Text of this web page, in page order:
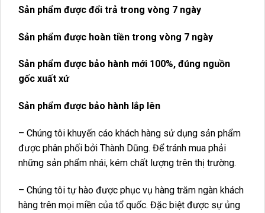
Sản phẩm được đổi trả trong vòng 7 ngày
Sản phẩm được hoàn tiền trong vòng 7 ngày
Sản phẩm được bảo hành mới 100%, đúng nguồn
gốc xuất xứ
Sản phẩm được bảo hành lắp lên
– Chúng tôi khuyến cáo khách hàng sử dụng sản phẩm
được phân phối bởi Thành Dũng. Để tránh mua phải
những sản phẩm nhái, kém chất lượng trên thị trường.
– Chúng tôi tự hào được phục vụ hàng trăm ngàn khách
hàng trên mọi miền của tổ quốc. Đặc biệt được sự ủng